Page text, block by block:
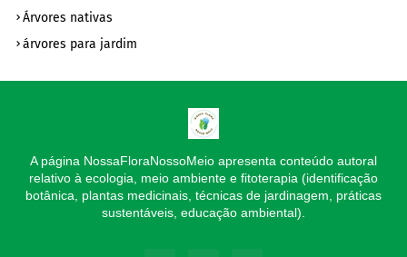
Árvores nativas
árvores para jardim
A página NossaFloraNossoMeio apresenta conteúdo autoral
relativo à ecologia, meio ambiente e fitoterapia (identificação
botânica, plantas medicinais, técnicas de jardinagem, práticas
sustentáveis, educação ambiental).